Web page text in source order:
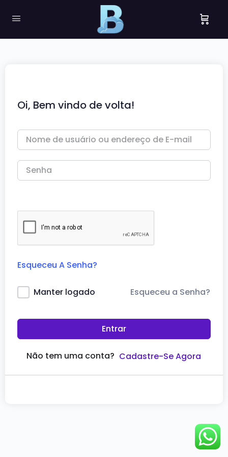
Oi, Bem vindo de volta!
Esqueceu A Senha?
Manter logado Esqueceu a Senha?
Entrar
Não tem uma conta? Cadastre-Se Agora